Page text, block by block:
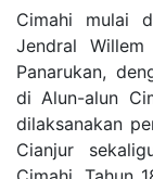
Cimahi mulai
Jendral
Panarukan,
di Alun-alun
dilaksanakan
Cianjur